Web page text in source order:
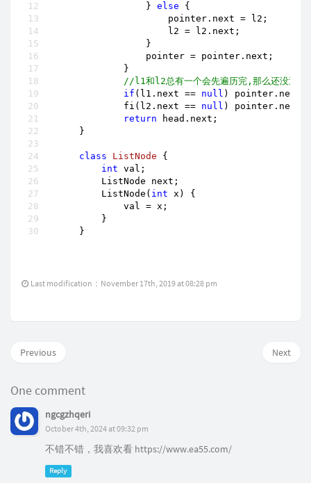
                }
else {
                    pointer.next = l2;
                    l2 = l2.next;
                }
                pointer = pointer.next;
            }
//l1和l2总有一个会先遍历完,那么还没遍历
if (l1.next == null ) pointer.next
            fi(l2.next ==
null ) pointer.next
return head.next;
    }
class ListNode
{
int val;
        ListNode next;
        ListNode(
int x) {
            val = x;
        }
    }
Last modification：November 17th, 2019 at 08:28 pm
Next
Previous
One comment
ngcgzhqeri
October 4th, 2024 at 09:32 pm
不错不错，我喜欢看 https://www.ea55.com/
Reply